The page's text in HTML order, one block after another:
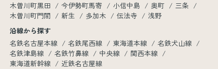
木曽川町黒田
今伊勢町馬寄 小信中島 奥町
三条
木曽川町門間
新生 多加木 伝法寺
浅野
沿線から探す
名鉄名古屋本線
名鉄尾西線 東海道本線
名鉄犬山線
名鉄津島線
名鉄竹鼻線 中央線
関西本線
東海道新幹線
近鉄名古屋線